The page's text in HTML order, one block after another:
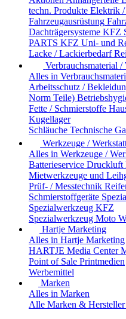
techn. Produkte Elektrik
Fahrzeugausrüstung
Dachträgersysteme KFZ
PARTS KFZ Uni- und
Lacke / Lackierbedarf
Verbrauchsmaterial /
Alles in
Arbeitsschutz /
Norm Teile)
Fette / Schmierstoffe
Kugellager
Schläuche Technische
Werkzeuge /
Alles in Werkzeuge /
Batterieservice Druckluft
Mietwerkzeuge und
Prüf- / Messtechnik
Schmierstoffgeräte
Spezialwerkzeug KFZ
Spezialwerkzeug Moto
Hartje Marketing
Alles in Hartje Marketing
HARTJE Media Center
Point of Sale Printmedien
Werbemittel
Marken
Alles in Marken
Alle Marken &